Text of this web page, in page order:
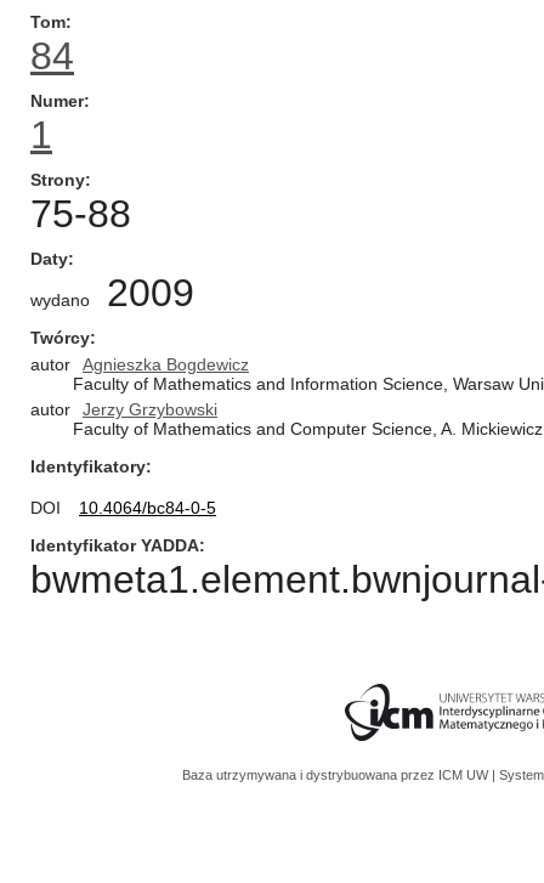
Tom
84
Numer
1
Strony
75-88
Daty
wydano 2009
Twórcy
autor
Agnieszka Bogdewicz
Faculty of Mathematics and Information Science, Warsaw
autor
Jerzy Grzybowski
Faculty of Mathematics and Computer Science, A.
Identyfikatory
DOI
10.4064/bc84-0-5
Identyfikator YADDA
Baza utrzymywana i dystrybuowana przez ICM UW |